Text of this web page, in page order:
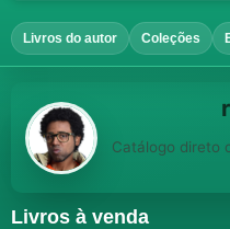
Livros do autor Coleções
Catálogo direto
Livros à venda